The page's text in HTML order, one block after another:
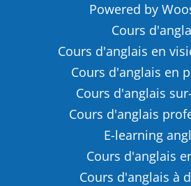
Powered by
Cours
Cours d'anglais en
Cours d'anglais en
Cours d'anglais
Cours d'anglais
E-learning
Cours d'anglais
Cours d'anglais à